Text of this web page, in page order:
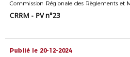
CRRM - PV n°23
Publié le 20-12-2024